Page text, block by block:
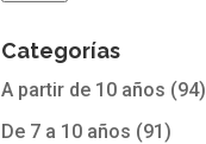
Categorías
A partir de 10 años (94)
De 7 a 10 años (91)